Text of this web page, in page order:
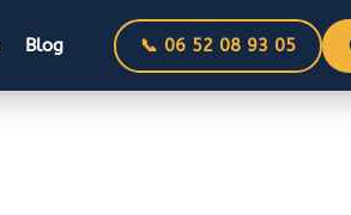
Blog 📞 06 52 08 93 05